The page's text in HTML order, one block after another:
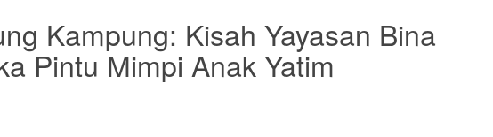
Kampung: Kisah Yayasan Bina
Pintu Mimpi Anak Yatim